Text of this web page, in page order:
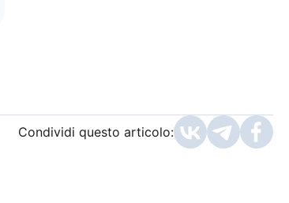
Condividi questo articolo: